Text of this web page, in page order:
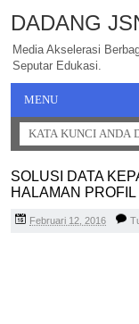
DADANG
Media Akselerasi
Seputar Edukasi.
MENU
SOLUSI DATA
HALAMAN
Februari 12, 2016